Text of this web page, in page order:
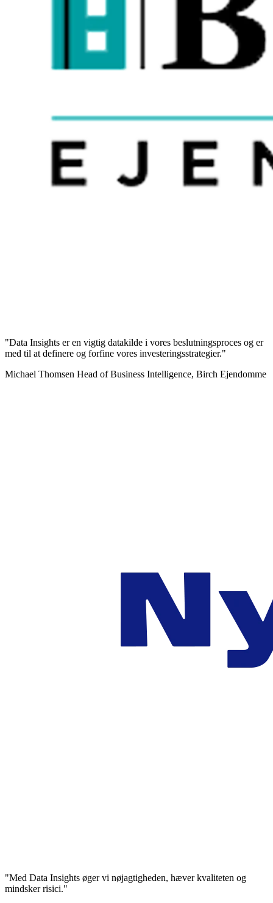
"Data Insights er en vigtig datakilde i vores beslutningsproces og er
med til at definere og forfine vores investeringsstrategier."
Michael Thomsen Head of Business Intelligence, Birch Ejendomme
"Med Data Insights øger vi nøjagtigheden, hæver kvaliteten og
mindsker risici."